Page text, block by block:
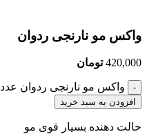
واکس مو نارنجی ردوان
420,000 تومان
واکس مو نارنجی ردوان عدد
افزودن به سبد خرید
حالت دهنده بسیار قوی مو